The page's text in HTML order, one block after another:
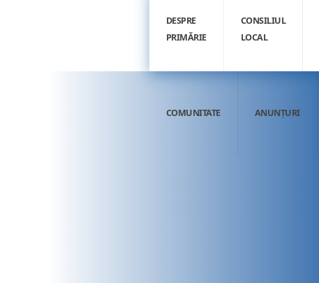
DESPRE
PRIMĂRIE
CONSILIUL
LOCAL
COMUNITATE ANUNȚURI